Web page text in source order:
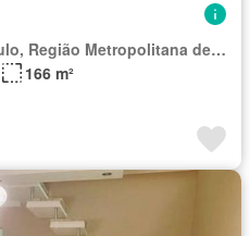
Região Imediata de São Paulo, Região Metropolitana de São Paulo
166 m²